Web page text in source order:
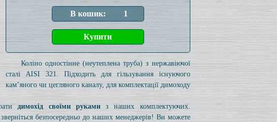
Коліно одностінне (неутеплена труба) з нержавіючої
сталі AISI 321. Підходить для гільзування існуючого
кам’яного чи цегляного каналу, для комплектації димоходу
димохід своїми рукамиз наших комплектуючих.
безпосередньо до наших менеджерів! Ви можете